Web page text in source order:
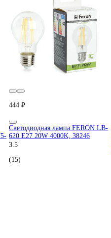
444 ₽
Cветодиодная лампа FERON LB-
620 E27 20W 4000K, 38246
3.5
(15)